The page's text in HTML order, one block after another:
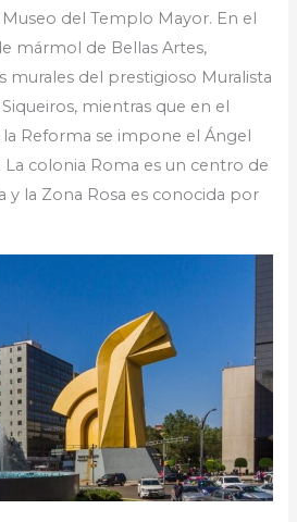
Museo del Templo Mayor. En el
mármol de Bellas Artes,
murales del prestigioso Muralista
mientras que en el
Reforma se impone el Ángel
colonia Roma es un centro de
y la Zona Rosa es conocida por